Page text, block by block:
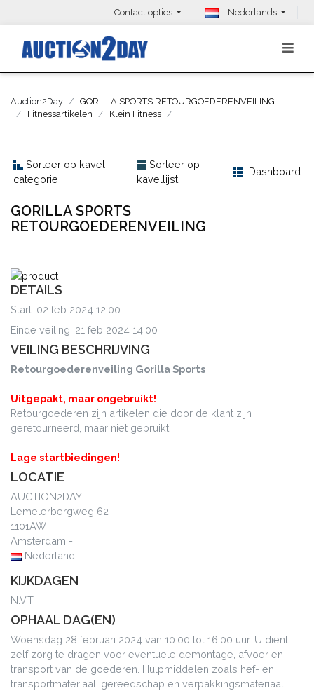
Contact opties Nederlands
Auction2Day
GORILLA SPORTS RETOURGOEDERENVEILING
Fitnessartikelen
Klein Fitness
Sorteer op kavel
categorie
Sorteer op
kavellijst
Dashboard
GORILLA SPORTS
RETOURGOEDERENVEILING
DETAILS
Start: 02 feb 2024 12:00
Einde veiling: 21 feb 2024 14:00
VEILING BESCHRIJVING
Retourgoederenveiling Gorilla Sports
Uitgepakt, maar ongebruikt!
Retourgoederen zijn artikelen die door de klant zijn
geretourneerd, maar niet gebruikt.
Lage startbiedingen!
LOCATIE
AUCTION2DAY
Lemelerbergweg 62
1101AW
Amsterdam -
Nederland
KIJKDAGEN
N.V.T.
OPHAAL DAG(EN)
Woensdag 28 februari 2024 van 10.00 tot 16.00 uur. U dient
zelf zorg te dragen voor eventuele demontage, afvoer en
transport van de goederen. Hulpmiddelen zoals hef- en
transportmateriaal, gereedschap en verpakkingsmateriaal